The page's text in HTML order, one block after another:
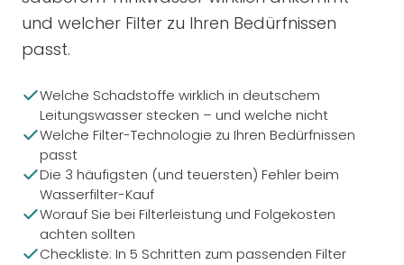
und welcher Filter zu Ihren Bedürfnissen
passt.
Welche Schadstoffe wirklich in deutschem
Leitungswasser stecken – und welche nicht
Welche Filter-Technologie zu Ihren Bedürfnissen
passt
Die 3 häufigsten (und teuersten) Fehler beim
Wasserfilter-Kauf
Worauf Sie bei Filterleistung und Folgekosten
achten sollten
Checkliste: In 5 Schritten zum passenden Filter